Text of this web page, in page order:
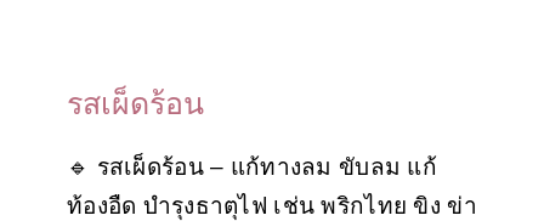
รสเผ็ดร้อน
🔹 รสเผ็ดร้อน – แก้ทางลม ขับลม แก้
ท้องอืด บำรุงธาตุไฟ เช่น พริกไทย ขิง ข่า